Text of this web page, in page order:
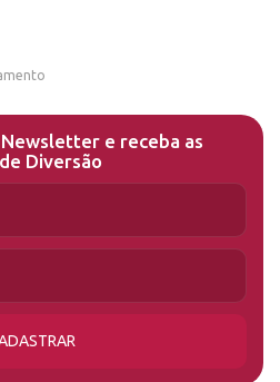
Newsletter e receba as
Diversão